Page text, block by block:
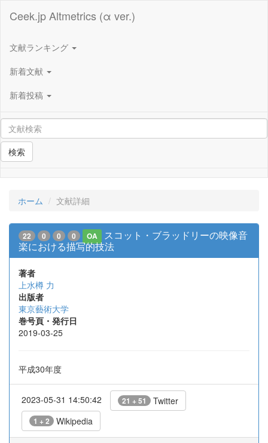
Ceek.jp Altmetrics (α ver.)
文献ランキング
新着文献
新着投稿
検索
ホーム 文献詳細
22 0 0 0 OA
スコット・ブラッドリーの映像音
楽における描写的技法
著者
上水樽 力
出版者
東京藝術大学
巻号頁・発行日
2019-03-25
平成30年度
2023-05-31 14:50:42 21 + 51 Twitter
1 + 2 Wikipedia